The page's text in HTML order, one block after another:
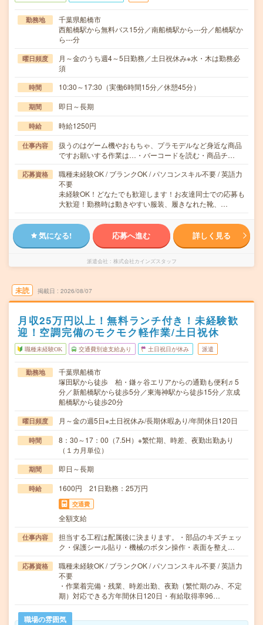
勤務地
千葉県船橋市
西船橋駅から無料バス15分／南船橋駅から---分／船橋駅か
ら---分
曜日頻度
月～金のうち週4～5日勤務／土日祝休み※水・木は勤務必
須
時間 10:30～17:30（実働6時間15分／休憩45分）
期間 即日～長期
時給 時給1250円
仕事内容
扱うのはゲーム機やおもちゃ、プラモデルなど身近な商品
ですお願いする作業は…・バーコードを読む・商品チ…
応募資格
職種未経験OK / ブランクOK / パソコンスキル不要 / 英語力
不要
未経験OK！どなたでも歓迎します！お友達同士での応募も
大歓迎！勤務時は動きやすい服装、履きなれた靴、…
気になる! 応募へ進む 詳しく見る
派遣会社 株式会社カインズスタッフ
未読 掲載日 2026/08/07
月収25万円以上！無料ランチ付き！未経験歓
迎！空調完備のモクモク軽作業/土日祝休
職種未経験OK 交通費別途支給あり 土日祝日が休み 派遣
勤務地
千葉県船橋市
塚田駅から徒歩 柏・鎌ヶ谷エリアからの通勤も便利♬5
分／新船橋駅から徒歩5分／東海神駅から徒歩15分／京成
船橋駅から徒歩20分
曜日頻度 月～金の週5日※土日祝休み/長期休暇あり/年間休日120日
時間
8：30～17：00（7.5H）※繁忙期、時差、夜勤出勤あり
（１カ月単位）
期間 即日～長期
時給 1600円 21日勤務：25万円
交通費
全額支給
仕事内容
担当する工程は配属後に決まります。・部品のキズチェッ
ク・保護シール貼り・機械のボタン操作・表面を整え…
応募資格
職種未経験OK / ブランクOK / パソコンスキル不要 / 英語力
不要
・作業着完備・残業、時差出勤、夜勤（繁忙期のみ、不定
期）対応できる方年間休日120日・有給取得率96…
職場の雰囲気